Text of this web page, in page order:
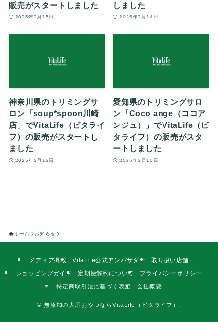
販売がスタートしました
2025年2月15日
しました
2025年2月14日
神奈川県のトリミングサ
ロン「soup*spoon川崎
店」でVitaLife（ビタライ
フ）の販売がスタートし
ました
2025年2月13日
愛知県のトリミングサロ
ン「Coco ange（ココア
ンジュ）」でVitaLife（ビ
タライフ）の販売がスタ
ートしました
2025年2月10日
ホーム お知らせ
メディア掲載 VitaLife公式アンバサダー
取り扱い店舗
ショッピングガイド
定期便解約について
プライバシーポリシー
特定商取引法に基づく表記
会社概要
© 無添加の犬用おやつならVitaLife（ビタライフ）.